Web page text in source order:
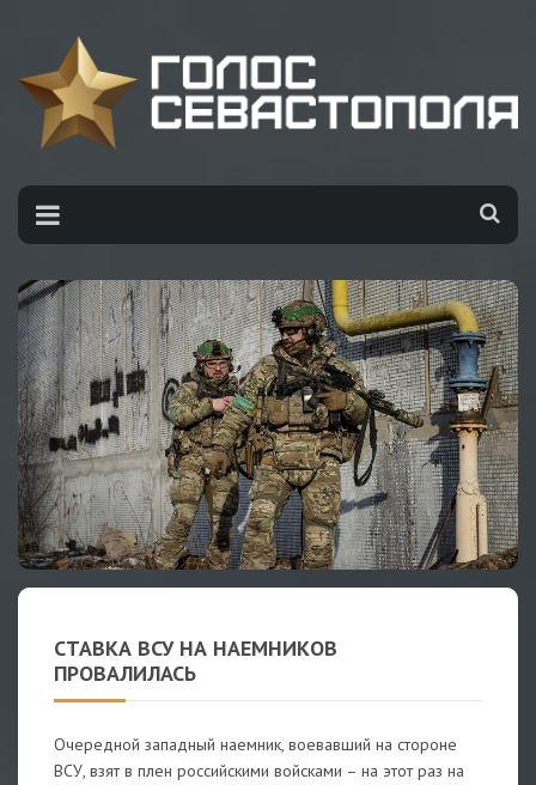
СТАВКА ВСУ НА НАЕМНИКОВ
ПРОВАЛИЛАСЬ
Очередной западный наемник, воевавший на стороне
ВСУ, взят в плен российскими войсками – на этот раз на